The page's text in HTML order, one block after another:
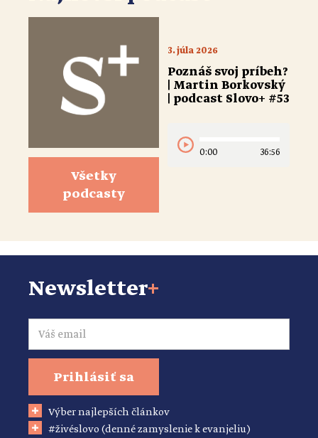
Všetky
podcasty
3. júla 2026
Poznáš svoj príbeh?
| Martin Borkovský
| podcast Slovo+ #53
0:00 36:56
Newsletter+
Email
Prihlásiť sa
Výber najlepších článkov
#živéslovo (denné zamyslenie k evanjeliu)